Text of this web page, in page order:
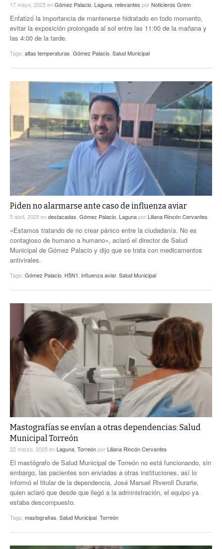
17 mayo, 2025enGómez Palacio Laguna relevantes porNoticieros Grem
Enfatizó la importancia de mantenerse hidratado en todo momento,
evitar la exposición prolongada al sol entre las 11:00 de la mañana y
las 4:00 de la tarde.
Tags: altas temperaturas Gómez Palacio Salud Municipal
Piden no alarmarse ante caso de influenza aviar
5 abril, 2025endestacadas Gómez Palacio Lagunapor Liliana Rincón Cervantes
«Estamos tratando de no crear pánico entre la ciudadanía. No es
contagioso de humano a humano», aclaró el director de Salud
Municipal de Gómez Palacio y dijo que se trata con medicamentos
antivirales.
Tags: Gómez Palacio H5N1 influenza aviar, Salud Municipal
Mastografías se envían a otras dependencias: Salud
Municipal Torreón
22 marzo, 2025en Laguna, Torreónpor Liliana Rincón Cervantes
El mastógrafo de Salud Municipal de Torreón no está funcionando, sin
embargo, las pacientes son enviadas a otras instituciones, así lo
informó el titular de la dependencia, José Manuel Riveroll Durarte,
quien aclaró que desde que llegó a la administración, el equipo ya
estaba descompuesto.
Tags: mastografias, Salud Municipal, Torreón